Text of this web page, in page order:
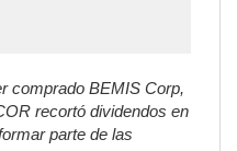
comprado BEMIS Corp,
recortó dividendos en
parte de las